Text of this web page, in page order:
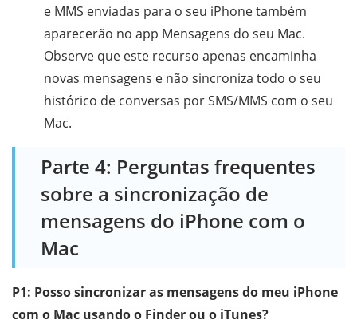
e MMS enviadas para o seu iPhone também
aparecerão no app Mensagens do seu Mac.
Observe que este recurso apenas encaminha
novas mensagens e não sincroniza todo o seu
histórico de conversas por SMS/MMS com o seu
Mac.
Parte 4: Perguntas frequentes
sobre a sincronização de
mensagens do iPhone com o
Mac
P1: Posso sincronizar as mensagens do meu iPhone
com o Mac usando o Finder ou o iTunes?